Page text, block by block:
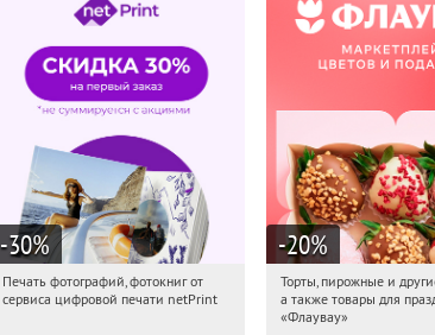
-30%
19:11:02 Получили:
Печать фотографий, фотокниг от
сервиса цифровой печати netPrint
-20%
19:11:02
Россия
Торты, пирожные и
а также товары для
«Флаувау»